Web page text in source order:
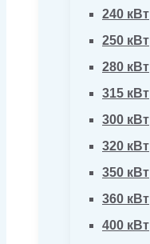
240 кВт
250 кВт
280 кВт
315 кВт
300 кВт
320 кВт
350 кВт
360 кВт
400 кВт